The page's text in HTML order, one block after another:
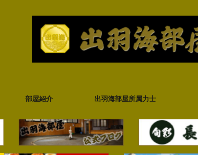
部屋紹介 出羽海部屋所属力士